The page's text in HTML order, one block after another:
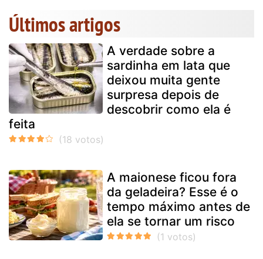
Últimos artigos
A verdade sobre a
sardinha em lata que
deixou muita gente
surpresa depois de
descobrir como ela é
feita
A maionese ficou fora
da geladeira? Esse é o
tempo máximo antes de
ela se tornar um risco